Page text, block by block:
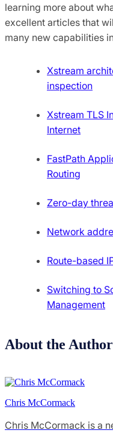
learning more about
excellent articles that
many new capabilities
Xstream
inspection
Xstream TLS
Internet
FastPath
Routing
Zero-day
Network
Route-based
Switching to
Management
About the
Chris McCormack
Chris McCormack is a